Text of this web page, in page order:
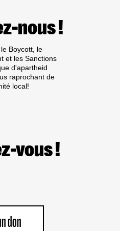
nous !
Boycott, le
et les Sanctions
d'apartheid
raprochant de
local!
vous !
don